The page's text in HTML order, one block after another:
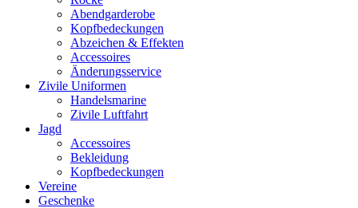
Abendgarderobe
Kopfbedeckungen
Abzeichen & Effekten
Accessoires
Änderungsservice
Zivile Uniformen
Handelsmarine
Zivile Luftfahrt
Jagd
Accessoires
Bekleidung
Kopfbedeckungen
Vereine
Geschenke